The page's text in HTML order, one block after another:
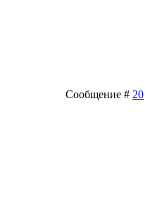
Сообщение # 20